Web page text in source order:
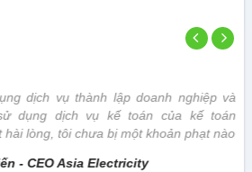
dịch vụ thành lập doanh nghiệp và
dụng dịch vụ kế toán của kế toán
hài lòng, tôi chưa bị một khoản phạt nào
- CEO Asia Electricity